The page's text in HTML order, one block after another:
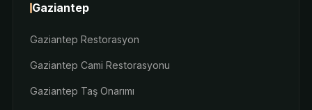
Gaziantep
Gaziantep Restorasyon
Gaziantep Cami Restorasyonu
Gaziantep Taş Onarımı